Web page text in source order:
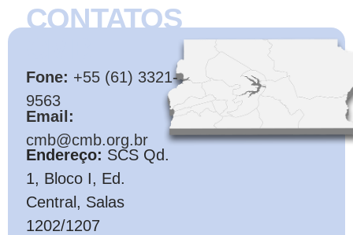
CONTATOS
Fone: +55 (61) 3321-
9563
Email:
cmb@cmb.org.br
Endereço: SCS Qd.
1, Bloco I, Ed.
Central, Salas
1202/1207